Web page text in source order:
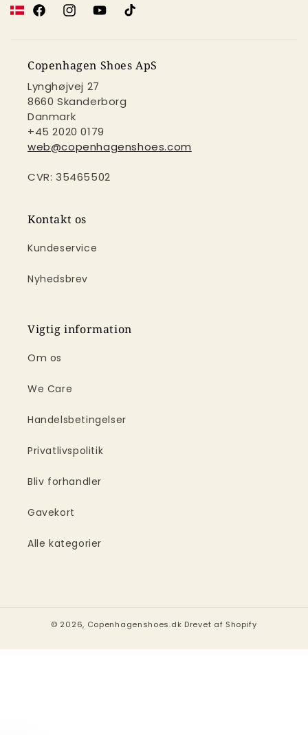
FacebookInstagramYouTubeTikTok
Copenhagen Shoes ApS
Lynghøjvej 27
8660 Skanderborg
Danmark
+45 2020 0179
web@copenhagenshoes.com
CVR: 35465502
Kontakt os
Kundeservice
Nyhedsbrev
Vigtig information
Om os
We Care
Handelsbetingelser
Privatlivspolitik
Bliv forhandler
Gavekort
Alle kategorier
© 2026, Copenhagenshoes.dk Drevet af Shopify